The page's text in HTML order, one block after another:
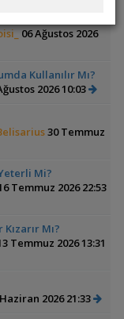
06 Ağustos 2026
Kullanılır Mı?
2026 10:03
30 Temmuz
Mi?
Temmuz 2026 22:53
Mı?
Temmuz 2026 13:31
2026 21:33